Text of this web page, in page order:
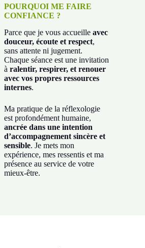
POURQUOI ME FAIRE
CONFIANCE ?
Parce que je vous accueille avec
douceur, écoute et respect,
sans attente ni jugement.
Chaque séance est une invitation
à ralentir, respirer, et renouer
avec vos propres ressources
internes.
Ma pratique de la réflexologie
est profondément humaine,
ancrée dans une intention
d’accompagnement sincère et
sensible. Je mets mon
expérience, mes ressentis et ma
présence au service de votre
mieux-être.